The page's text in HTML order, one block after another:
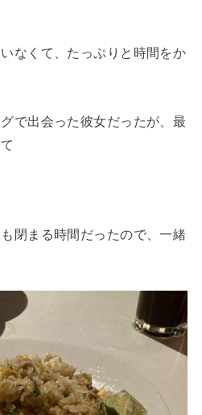
なくて、たっぷりと時間をか
で出会った彼女だったが、最
閉まる時間だったので、一緒